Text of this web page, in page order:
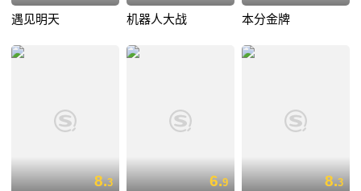
遇见明天 机器人大战 本分金牌
8.3 6.9 8.3